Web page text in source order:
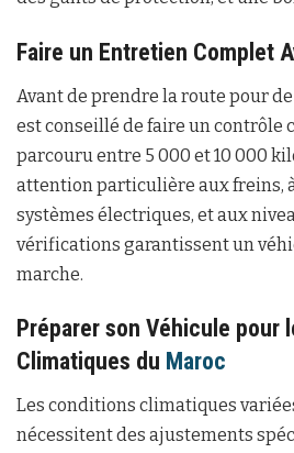
Faire un Entretien Complet
Avant de prendre la route pour
est conseillé de faire un contrôle
parcouru entre 5 000 et 10 000
attention particulière aux freins,
systèmes électriques, et aux
vérifications garantissent un
marche.
Préparer son Véhicule pour
Climatiques du Maroc
Les conditions climatiques
nécessitent des ajustements